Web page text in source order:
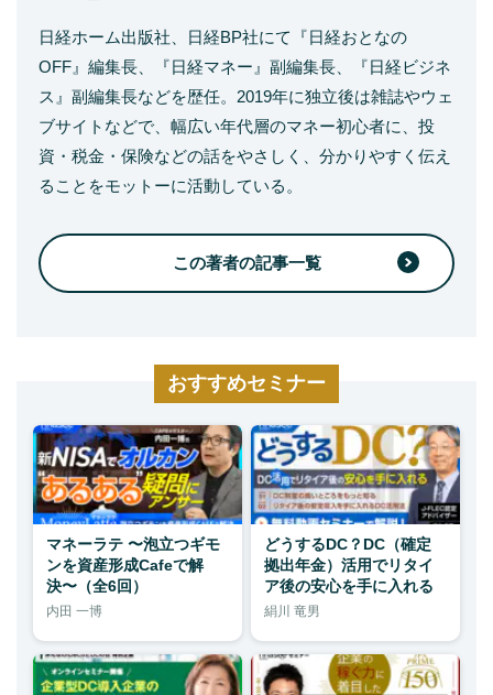
日経ホーム出版社、日経BP社にて『日経おとなの
OFF』編集長、『日経マネー』副編集長、『日経ビジネ
ス』副編集長などを歴任。2019年に独立後は雑誌やウェ
ブサイトなどで、幅広い年代層のマネー初心者に、投
資・税金・保険などの話をやさしく、分かりやすく伝え
ることをモットーに活動している。
この著者の記事一覧
おすすめセミナー
マネーラテ 〜泡立つギモ
ンを資産形成Cafeで解
決〜（全6回）
内田 一博
どうするDC？DC（確定
拠出年金）活用でリタイ
ア後の安心を手に入れる
絹川 竜男